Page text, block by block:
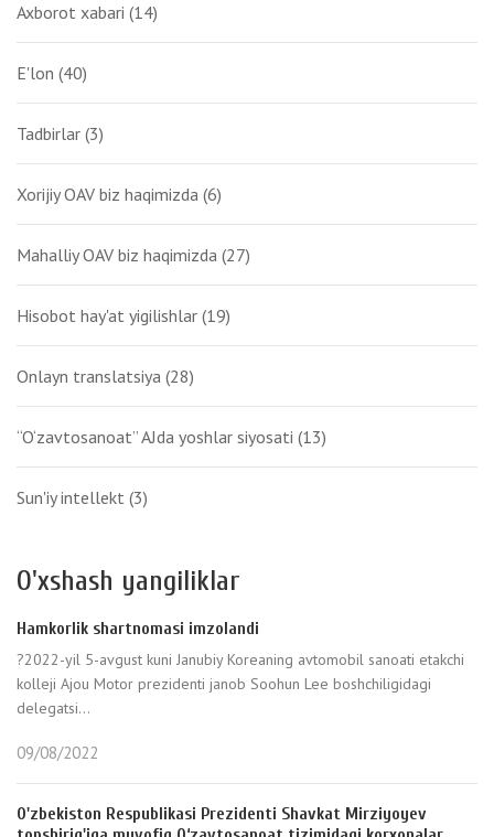
Axborot xabari (14)
E'lon (40)
Tadbirlar (3)
Xorijiy OAV biz haqimizda (6)
Mahalliy OAV biz haqimizda (27)
Hisobot hay'at yigilishlar (19)
Onlayn translatsiya (28)
“O‘zavtosanoat” AJda yoshlar siyosati (13)
Sun'iy intellekt (3)
O'xshash yangiliklar
Hamkorlik shartnomasi imzolandi
?2022-yil 5-avgust kuni Janubiy Koreaning avtomobil sanoati etakchi
kolleji Ajou Motor prezidenti janob Soohun Lee boshchiligidagi
delegatsi...
09/08/2022
O'zbekiston Respublikasi Prezidenti Shavkat Mirziyoyev